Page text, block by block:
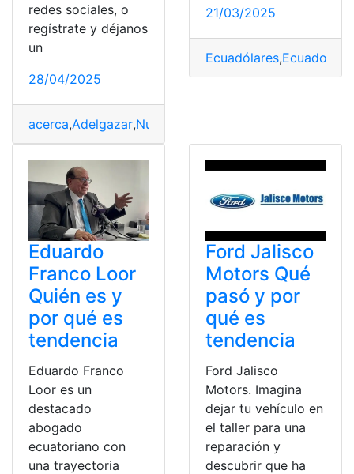
redes sociales, o
regístrate y déjanos
un
28/04/2025
acerca,Adelgazar,Nueva
21/03/2025
Ecuadólares,Ecuador
Eduardo
Franco Loor
Quién es y
por qué es
tendencia
Eduardo Franco
Loor es un
destacado
abogado
ecuatoriano con
una trayectoria
Ford Jalisco
Motors Qué
pasó y por
qué es
tendencia
Ford Jalisco
Motors. Imagina
dejar tu vehículo en
el taller para una
reparación y
descubrir que ha